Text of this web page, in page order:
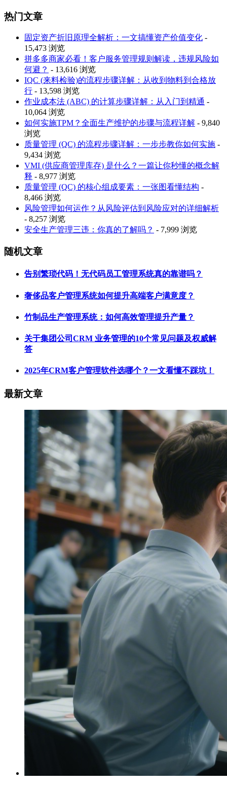
热门文章
固定资产折旧原理全解析：一文搞懂资产价值变化 -
15,473 浏览
拼多多商家必看！客户服务管理规则解读，违规风险如
何避？ - 13,616 浏览
IQC (来料检验)的流程步骤详解：从收到物料到合格放
行 - 13,598 浏览
作业成本法 (ABC) 的计算步骤详解：从入门到精通 -
10,064 浏览
如何实施TPM？全面生产维护的步骤与流程详解 - 9,840
浏览
质量管理 (QC) 的流程步骤详解：一步步教你如何实施 -
9,434 浏览
VMI (供应商管理库存) 是什么？一篇让你秒懂的概念解
释 - 8,977 浏览
质量管理 (QC) 的核心组成要素：一张图看懂结构 -
8,466 浏览
风险管理如何运作？从风险评估到风险应对的详细解析
- 8,257 浏览
安全生产管理三违：你真的了解吗？ - 7,999 浏览
随机文章
告别繁琐代码！无代码员工管理系统真的靠谱吗？
奢侈品客户管理系统如何提升高端客户满意度？
竹制品生产管理系统：如何高效管理提升产量？
关于集团公司CRM 业务管理的10个常见问题及权威解
答
2025年CRM客户管理软件选哪个？一文看懂不踩坑！
最新文章